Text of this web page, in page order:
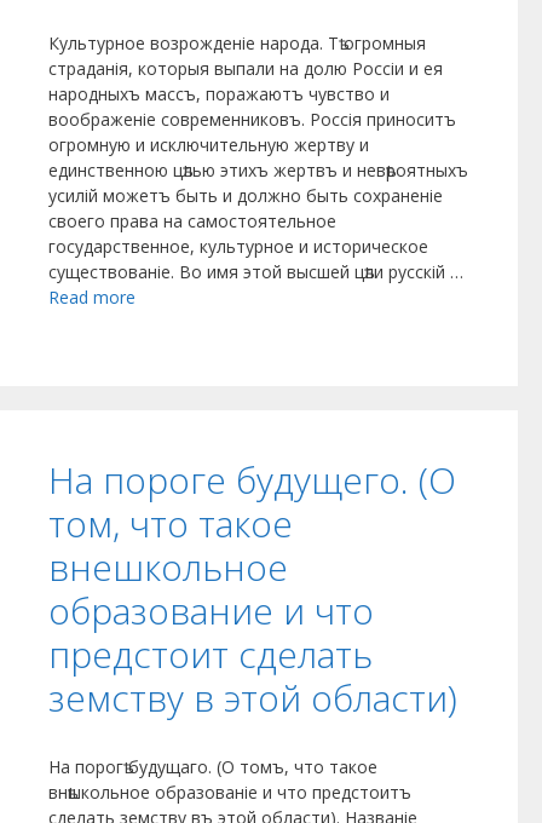
Культурное возрожденіе народа. Тѣ огромныя
страданія, которыя выпали на долю Россіи и ея
народныхъ массъ, поражаютъ чувство и
воображеніе современниковъ. Россія приноситъ
огромную и исключительную жертву и
единственною цѣлью этихъ жертвъ и невѣроятныхъ
усилій можетъ быть и должно быть сохраненіе
своего права на самостоятельное
государственное, культурное и историческое
существованіе. Во имя этой высшей цѣли русскій …
Read more
На пороге будущего. (О
том, что такое
внешкольное
образование и что
предстоит сделать
земству в этой области)
На порогѣ будущаго. (О томъ, что такое
внѣшкольное образованіе и что предстоитъ
сделать земству въ этой области). Названіе